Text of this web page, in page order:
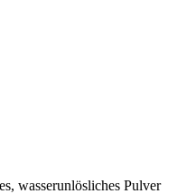
wasserunlösliches Pulver